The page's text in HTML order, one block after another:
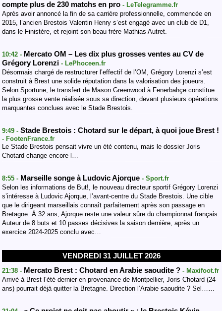
compte plus de 230 matchs en pro - LeTelegramme.fr
Après avoir annoncé la fin de sa carrière professionnelle, commencée en
2015, l’ancien Brestois Valentin Henry s’est engagé avec un club de D1,
dans le Finistère, et rejoint son beau-frère Mathias Autret.
10:42 - Mercato OM – Les dix plus grosses ventes au CV de
Grégory Lorenzi - LePhoceen.fr
Désormais chargé de restructurer l’effectif de l’OM, Grégory Lorenzi s’est
construit à Brest une solide réputation dans la valorisation des joueurs.
Selon Sportune, le transfert de Mason Greenwood à Fenerbahçe constitue
la plus grosse vente réalisée sous sa direction, devant plusieurs opérations
marquantes conclues avec le Stade Brestois.
9:49 - Stade Brestois : Chotard sur le départ, à quoi joue Brest !
- FootenFrance.fr
Le Stade Brestois pensait vivre un été contenu, mais le dossier Joris
Chotard change encore l…
8:55 - Marseille songe à Ludovic Ajorque - Sport.fr
Selon les informations de But!, le nouveau directeur sportif Grégory Lorenzi
s’intéresse à Ludovic Ajorque, l’avant-centre du Stade Brestois. Une cible
que le dirigeant marseillais connaît parfaitement après son passage en
Bretagne. À 32 ans, Ajorque reste une valeur sûre du championnat français.
Auteur de 8 buts et 10 passes décisives la saison dernière, après un
exercice 2024-2025 conclu avec…
VENDREDI 31 JUILLET 2026
21:38 - Mercato Brest : Chotard en Arabie saoudite ? - Maxifoot.fr
Arrivé à Brest l’été dernier en provenance de Montpellier, Joris Chotard (24
ans) pourrait déjà quitter la Bretagne. Direction l’Arabie saoudite ? Sel……